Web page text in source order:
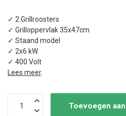
✓ 2 Grillroosters
✓ Grilloppervlak 35x47cm
✓ Staand model
✓ 2x6 kW
✓ 400 Volt
Lees meer.
Toevoegen